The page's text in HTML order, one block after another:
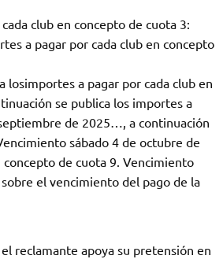
club en concepto de cuota 3:
a pagar por cada club en concepto
a pagar por cada club en
se publica los importes a
de 2025…, a continuación
sábado 4 de octubre de
de cuota 9. Vencimiento
el vencimiento del pago de la
reclamante apoya su pretensión en